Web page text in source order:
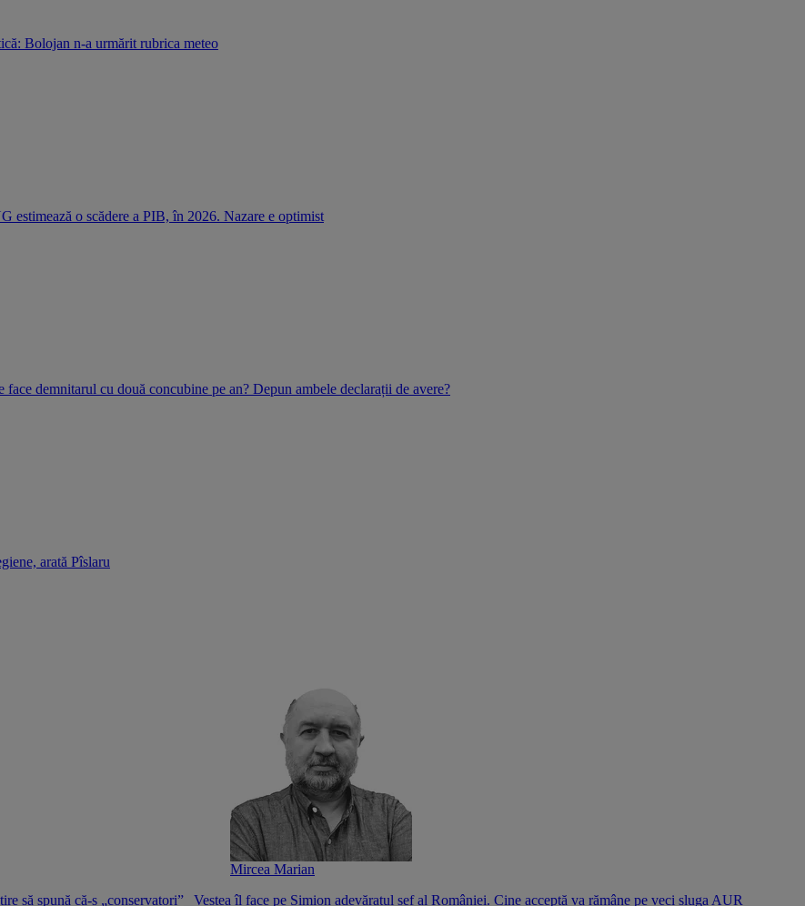
Bolojan n-a urmărit rubrica meteo
estimează o scădere a PIB, în 2026. Nazare e optimist
demnitarul cu două concubine pe an? Depun ambele declarații de avere?
arată Pîslaru
să spună că-s „conservatori”
Mircea Marian
Veștea îl face pe Simion adevăratul șef al României. Cine acceptă va rămâne pe veci sluga AUR